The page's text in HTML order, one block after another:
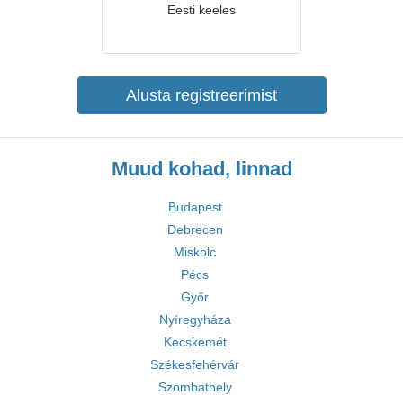
Eesti keeles
Alusta registreerimist
Muud kohad, linnad
Budapest
Debrecen
Miskolc
Pécs
Győr
Nyíregyháza
Kecskemét
Székesfehérvár
Szombathely